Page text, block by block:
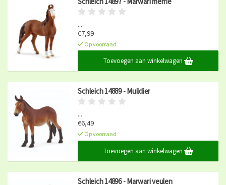
...
€7,99
Op voorraad
Toevoegen aan winkelwagen
Schleich 14889 - Muildier
...
€6,49
Op voorraad
Toevoegen aan winkelwagen
Schleich 14896 - Marwari veulen